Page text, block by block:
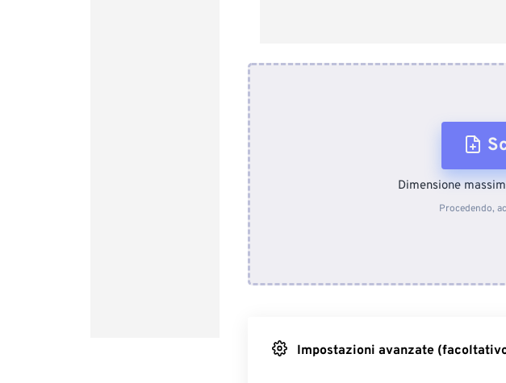
Dimensione
Procedendo,
Impostazioni avanzate